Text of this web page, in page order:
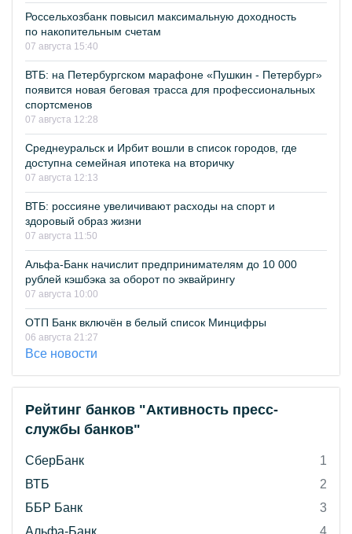
Россельхозбанк повысил максимальную доходность
по накопительным счетам
07 августа 15:40
ВТБ: на Петербургском марафоне «Пушкин - Петербург»
появится новая беговая трасса для профессиональных
спортсменов
07 августа 12:28
Среднеуральск и Ирбит вошли в список городов, где
доступна семейная ипотека на вторичку
07 августа 12:13
ВТБ: россияне увеличивают расходы на спорт и
здоровый образ жизни
07 августа 11:50
Альфа-Банк начислит предпринимателям до 10 000
рублей кэшбэка за оборот по эквайрингу
07 августа 10:00
ОТП Банк включён в белый список Минцифры
06 августа 21:27
Все новости
Рейтинг банков "Активность пресс-
службы банков"
СберБанк
1
ВТБ
2
ББР Банк
3